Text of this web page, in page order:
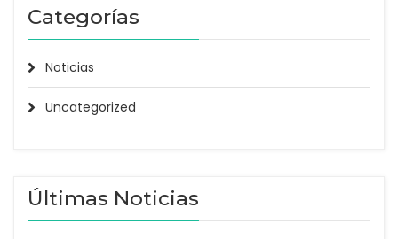
Categorías
Noticias
Uncategorized
Últimas Noticias